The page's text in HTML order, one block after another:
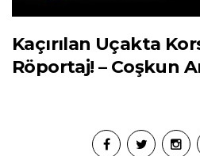
Kaçırılan Uçakta
Röportaj! – Coşkun